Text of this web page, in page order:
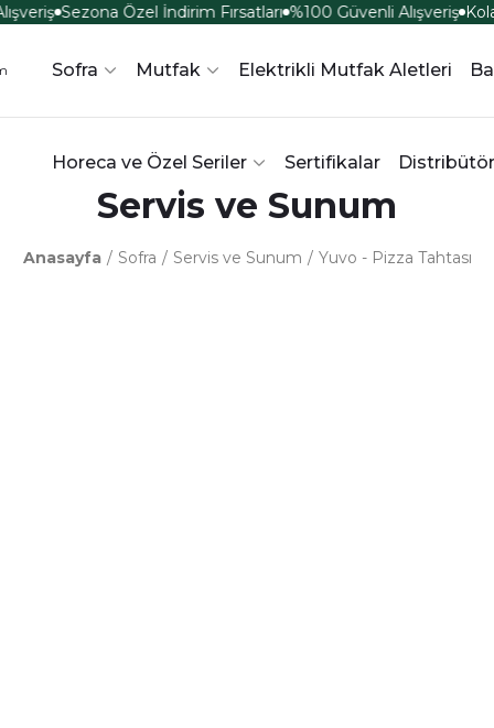
Sezona Özel İndirim Fırsatları %100 Güvenli Alışveriş
Sofra Mutfak Elektrikli Mutfak Aletleri
Horeca ve Özel Seriler Sertifikalar Distribütör
Servis ve Sunum
Anasayfa Sofra Servis ve Sunum Yuvo - Pizza Tahtası